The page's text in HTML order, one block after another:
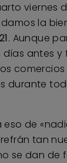
viernes
la
. Aunque
antes y
durante
eso de
tan
se dan de